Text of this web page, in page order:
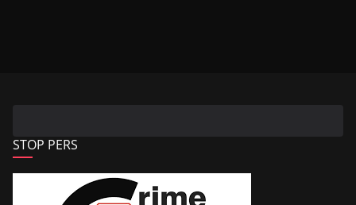
STOP PERS